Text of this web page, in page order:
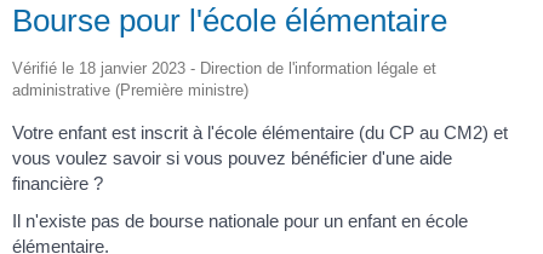
Bourse pour l'école élémentaire
Vérifié le 18 janvier 2023 - Direction de l'information légale et
administrative (Première ministre)
Votre enfant est inscrit à l'école élémentaire (du CP au CM2) et
vous voulez savoir si vous pouvez bénéficier d'une aide
financière ?
Il n'existe pas de bourse nationale pour un enfant en école
élémentaire.